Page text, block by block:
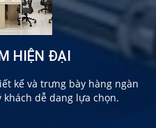
HIỆN ĐẠI
kế và trưng bày hàng ngàn
dễ dang lựa chọn.